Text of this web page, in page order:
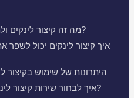
מה זה קיצור לינקים ולמה זה חשוב בעידן הדיגיטלי?
איך קיצור לינקים יכול לשפר
היתרונות של שימוש בקיצור
איך לבחור שירות קיצור לינקים שמתאים לצרכים שלכם?